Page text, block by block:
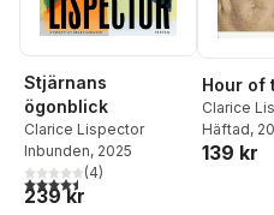
Stjärnans
ögonblick
Clarice Lispector
Inbunden, 2025
4,5utav 5 stjärnor. Totalt antal röster:
(4)
239 kr
Hour of
Clarice
Häftad,
139 kr